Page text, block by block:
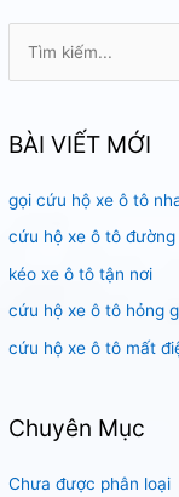
k
ế
m
:
BÀI VIẾT MỚI
gọi cứu hộ xe ô tô
cứu hộ xe ô tô
kéo xe ô tô tận nơi
cứu hộ xe ô tô hỏng
cứu hộ xe ô tô mất
Chuyên Mục
Chưa được phân loại